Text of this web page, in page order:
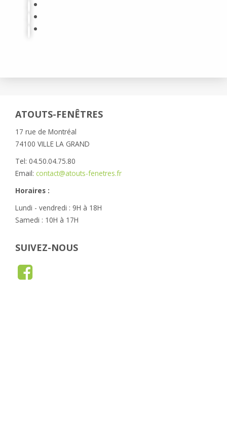
ATOUTS-FENÊTRES
17 rue de Montréal
74100 VILLE LA GRAND
Tel: 04.50.04.75.80
Email: contact@atouts-fenetres.fr
Horaires :
Lundi - vendredi : 9H à 18H
Samedi : 10H à 17H
SUIVEZ-NOUS